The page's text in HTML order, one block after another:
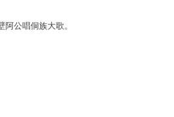
公唱侗族大歌。​